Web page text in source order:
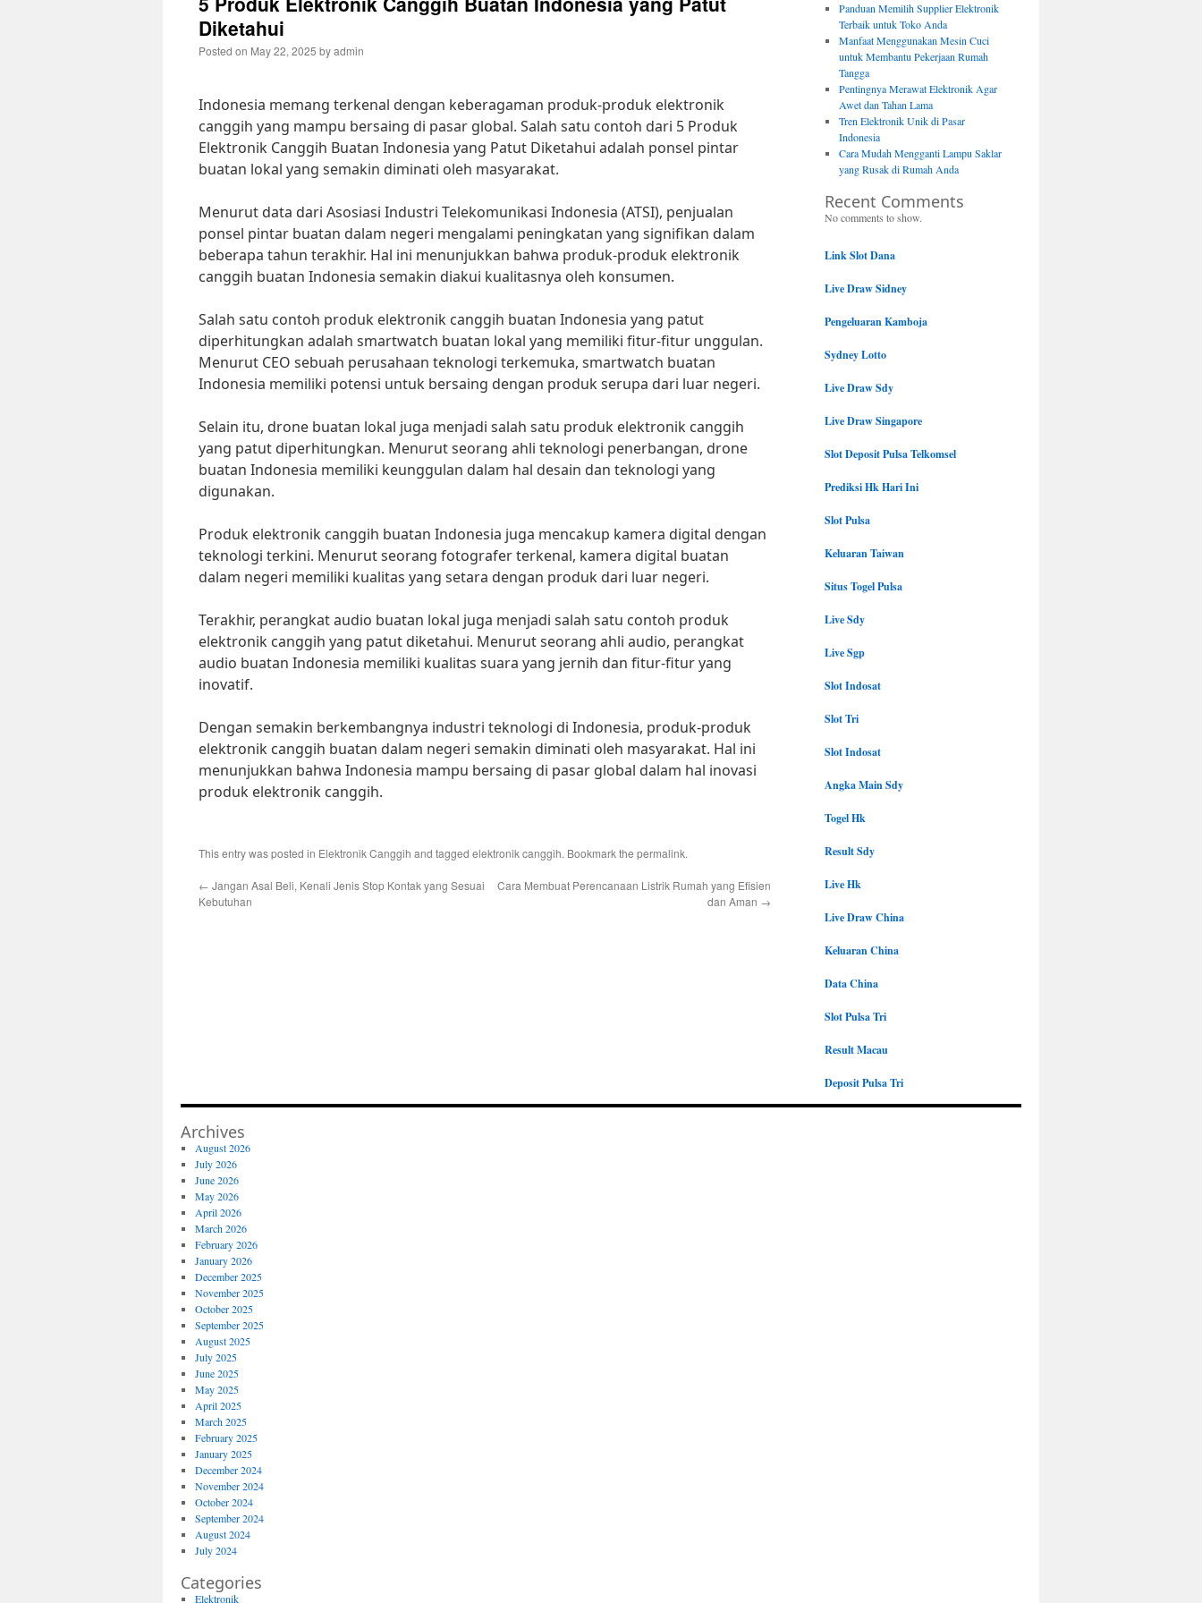
Diketahui
Posted on May 22, 2025 byadmin
Indonesia memang terkenal dengan keberagaman produk-produk elektronik
canggih yang mampu bersaing di pasar global. Salah satu contoh dari 5 Produk
Elektronik Canggih Buatan Indonesia yang Patut Diketahui adalah ponsel pintar
buatan lokal yang semakin diminati oleh masyarakat.
Menurut data dari Asosiasi Industri Telekomunikasi Indonesia (ATSI), penjualan
ponsel pintar buatan dalam negeri mengalami peningkatan yang signifikan dalam
beberapa tahun terakhir. Hal ini menunjukkan bahwa produk-produk elektronik
canggih buatan Indonesia semakin diakui kualitasnya oleh konsumen.
Salah satu contoh produk elektronik canggih buatan Indonesia yang patut
diperhitungkan adalah smartwatch buatan lokal yang memiliki fitur-fitur unggulan.
Menurut CEO sebuah perusahaan teknologi terkemuka, smartwatch buatan
Indonesia memiliki potensi untuk bersaing dengan produk serupa dari luar negeri.
Selain itu, drone buatan lokal juga menjadi salah satu produk elektronik canggih
yang patut diperhitungkan. Menurut seorang ahli teknologi penerbangan, drone
buatan Indonesia memiliki keunggulan dalam hal desain dan teknologi yang
digunakan.
Produk elektronik canggih buatan Indonesia juga mencakup kamera digital dengan
teknologi terkini. Menurut seorang fotografer terkenal, kamera digital buatan
dalam negeri memiliki kualitas yang setara dengan produk dari luar negeri.
Terakhir, perangkat audio buatan lokal juga menjadi salah satu contoh produk
elektronik canggih yang patut diketahui. Menurut seorang ahli audio, perangkat
audio buatan Indonesia memiliki kualitas suara yang jernih dan fitur-fitur yang
inovatif.
Dengan semakin berkembangnya industri teknologi di Indonesia, produk-produk
elektronik canggih buatan dalam negeri semakin diminati oleh masyarakat. Hal ini
menunjukkan bahwa Indonesia mampu bersaing di pasar global dalam hal inovasi
produk elektronik canggih.
This entry was posted in Elektronik Canggih and tagged elektronik canggih. Bookmark the permalink.
← Jangan Asal Beli, Kenali Jenis Stop Kontak yang Sesuai
Kebutuhan
Cara Membuat Perencanaan Listrik Rumah yang Efisien
dan Aman →
Panduan Memilih Supplier Elektronik
Terbaik untuk Toko Anda
Manfaat Menggunakan Mesin Cuci
untuk Membantu Pekerjaan Rumah
Tangga
Pentingnya Merawat Elektronik Agar
Awet dan Tahan Lama
Tren Elektronik Unik di Pasar
Indonesia
Cara Mudah Mengganti Lampu Saklar
yang Rusak di Rumah Anda
Recent Comments
No comments to show.
Link Slot Dana
Live Draw Sidney
Pengeluaran Kamboja
Sydney Lotto
Live Draw Sdy
Live Draw Singapore
Slot Deposit Pulsa Telkomsel
Prediksi Hk Hari Ini
Slot Pulsa
Keluaran Taiwan
Situs Togel Pulsa
Live Sdy
Live Sgp
Slot Indosat
Slot Tri
Slot Indosat
Angka Main Sdy
Togel Hk
Result Sdy
Live Hk
Live Draw China
Keluaran China
Data China
Slot Pulsa Tri
Result Macau
Deposit Pulsa Tri
Archives
August 2026
July 2026
June 2026
May 2026
April 2026
March 2026
February 2026
January 2026
December 2025
November 2025
October 2025
September 2025
August 2025
July 2025
June 2025
May 2025
April 2025
March 2025
February 2025
January 2025
December 2024
November 2024
October 2024
September 2024
August 2024
July 2024
Categories
Elektronik